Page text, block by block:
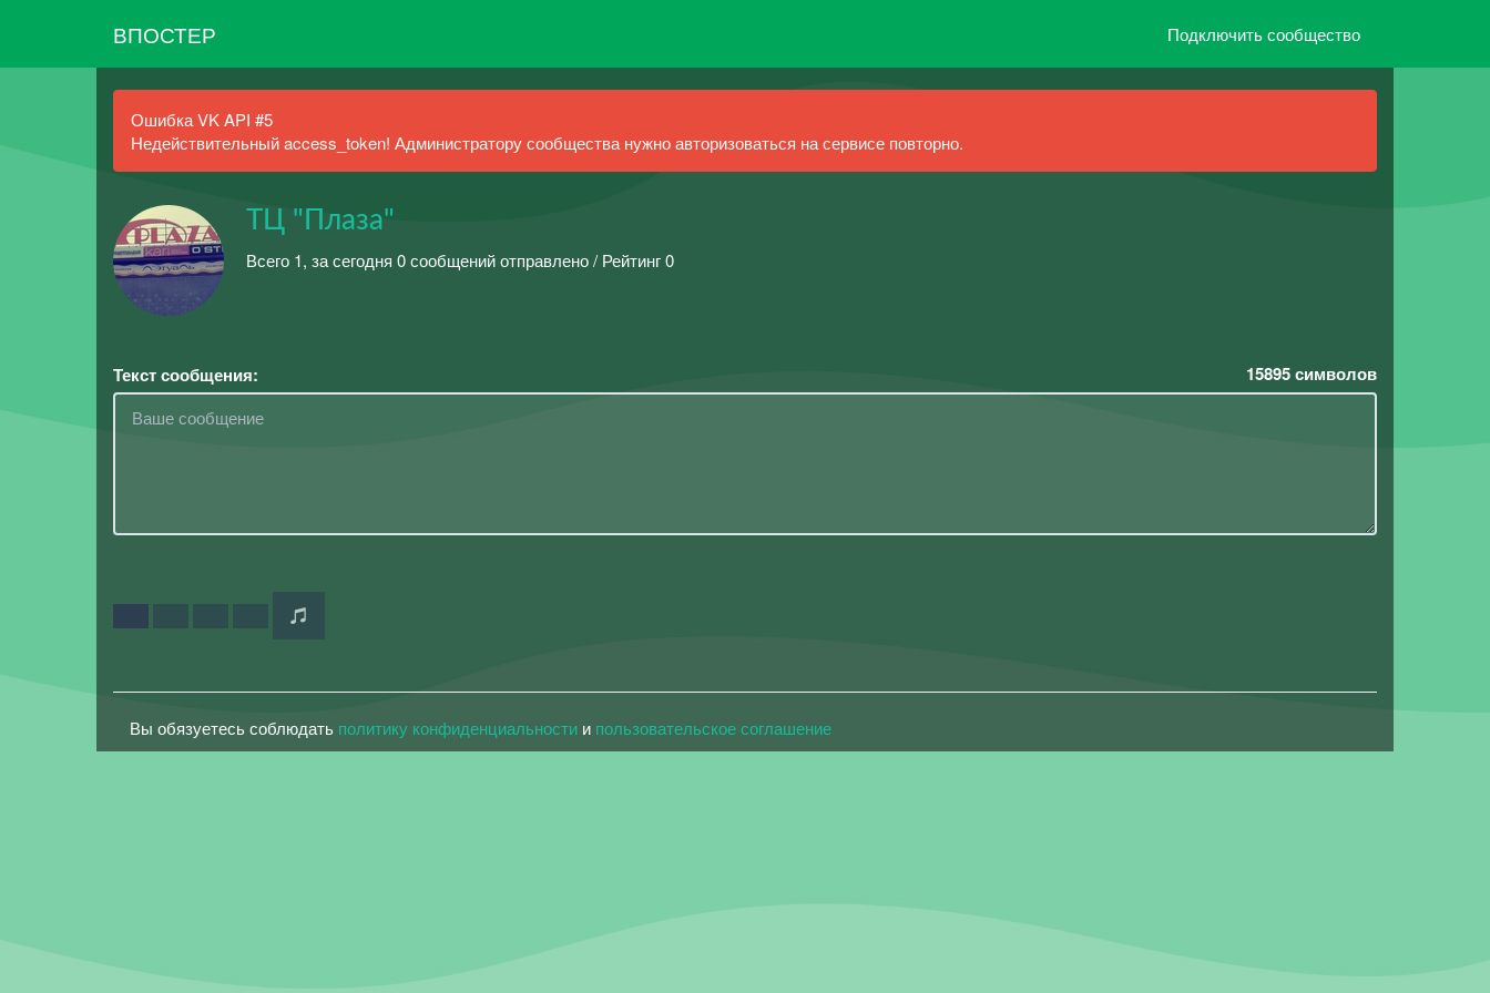
ВПОСТЕР Подключить сообщество
Ошибка VK API #5
Недействительный access_token! Администратору сообщества нужно авторизоваться на сервисе повторно.
ТЦ "Плаза"
Всего 1, за сегодня 0 сообщений отправлено / Рейтинг 0
Текст сообщения: 15895символов
Вы обязуетесь соблюдать политику конфиденциальности и пользовательское соглашение